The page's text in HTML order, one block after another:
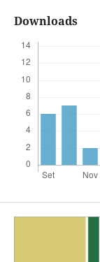
Downloads